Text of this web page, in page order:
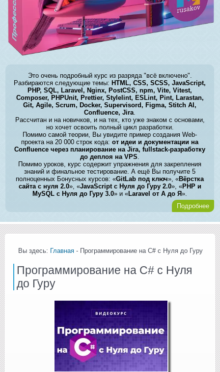
Это очень подробный курс из разряда "всё включено".
Разбираются следующие темы: HTML, CSS, SCSS, JavaScript,
PHP, SQL, Laravel, Nginx, PostCSS, npm, Vite, Vitest,
Composer, PHPUnit, Prettier, Stylelint, ESLint, Pint, Larastan,
Git, Agile, Scrum, Docker, Supervisord, Figma, Stitch AI,
Confluence, Jira.
Рассчитан и на новичков, и на тех, кто уже знаком с основами,
но хочет освоить полный цикл разработки.
Помимо самой теории, Вы увидите пример создания Web-
проекта на 20 000 строк кода:от идеи и документации на
Confluence через планирование на Jira, fullstack-разработку
до деплоя на VPS.
Помимо уроков, курс содержит упражнения для закрепления
знаний и финальное тестирование. А ещё Вы получите 5
полноценных Бонусных курсов: «GitLab под ключ», «Вёрстка
сайта с нуля 2.0», «JavaScript с Нуля до Гуру 2.0», «PHP и
MySQL с Нуля до Гуру 3.0» и «Laravel от А до Я».
Подробнее
Вы здесь: Главная - Программирование на C# с Нуля до Гуру
Программирование на C# с Нуля
до Гуру